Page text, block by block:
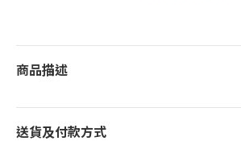
商品描述
送貨及付款方式